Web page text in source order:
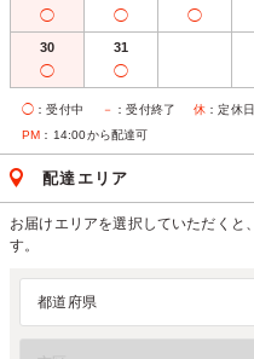
◯ ◯ ◯
30
◯
31
◯
◯ ：受付中 － ：受付終了 休 ：定休日
PM ：14:00から配達可
配達エリア
お届けエリアを選択していただくと
す。